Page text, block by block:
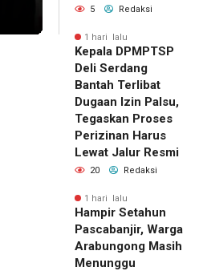
5 Redaksi
1 hari lalu
Kepala DPMPTSP
Deli Serdang
Bantah Terlibat
Dugaan Izin Palsu,
Tegaskan Proses
Perizinan Harus
Lewat Jalur Resmi
20 Redaksi
1 hari lalu
Hampir Setahun
Pascabanjir, Warga
Arabungong Masih
Menunggu